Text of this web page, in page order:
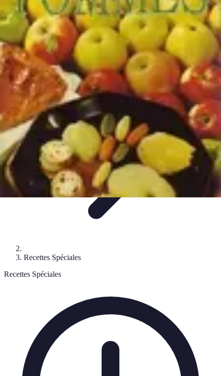
Recettes de Poissons
Recettes de PapilloteRecettes Faciles RecettesRecettes de
MarinadesRecettes de Poisson
Recettes de Poissons
Recettes Spéciales
Recettes Spéciales